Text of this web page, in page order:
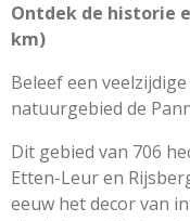
Ontdek de historie
km)
Beleef een
natuurgebied de
Dit gebied van 706
Etten-Leur en
eeuw het decor van